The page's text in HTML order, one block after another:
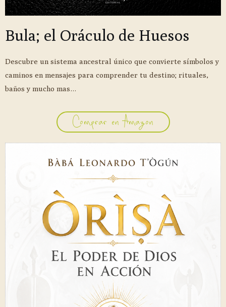
Bula; el Oráculo de Huesos
Descubre un sistema ancestral único que convierte símbolos y
caminos en mensajes para comprender tu destino; rituales,
baños y mucho mas…
Comprar en Amazon